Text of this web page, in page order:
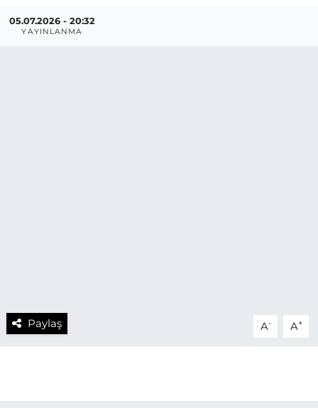
05.07.2026 - 20:32
YAYINLANMA
Paylaş A- A+